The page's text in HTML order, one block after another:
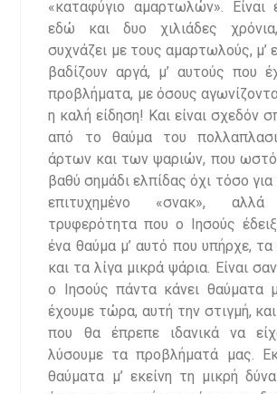
«καταφύγιο αμαρτωλών». Είναι
εδώ και δυο χιλιάδες
συχνάζει με τους αμαρτωλούς, μ’
βαδίζουν αργά, μ’ αυτούς που
προβλήματα, με όσους
η καλή είδηση! Και είναι σχεδόν
από το θαύμα του
άρτων και των ψαριών, που
βαθύ σημάδι ελπίδας όχι τόσο
επιτυχημένο «σνακ»,
τρυφερότητα που ο Ιησούς
ένα θαύμα μ’ αυτό που υπήρχε,
και τα λίγα μικρά ψάρια. Είναι
ο Ιησούς πάντα κάνει θαύματα
έχουμε τώρα, αυτή την στιγμή,
που θα έπρεπε ιδανικά να
λύσουμε τα προβλήματά μας.
θαύματα μ’ εκείνη τη μικρή